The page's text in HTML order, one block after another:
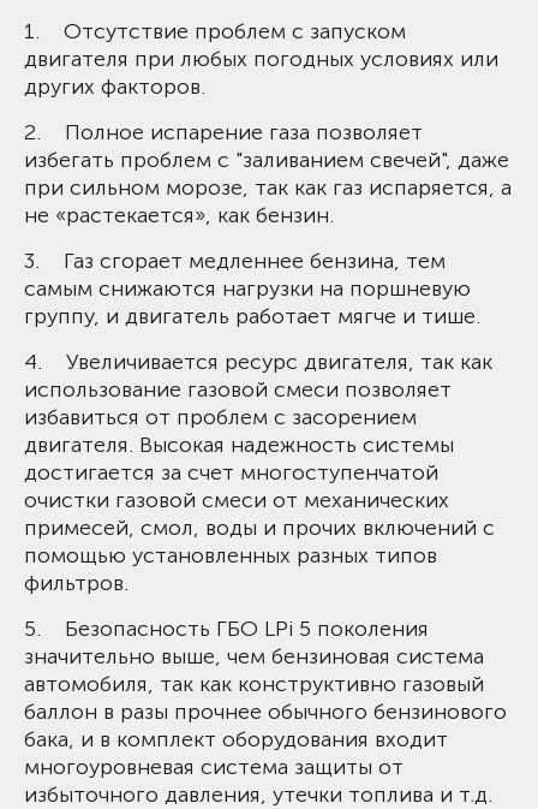
1. Отсутствие проблем с запуском
двигателя при любых погодных условиях или
других факторов.
2. Полное испарение газа позволяет
избегать проблем с "заливанием свечей", даже
при сильном морозе, так как газ испаряется, а
не «растекается», как бензин.
3. Газ сгорает медленнее бензина, тем
самым снижаются нагрузки на поршневую
группу, и двигатель работает мягче и тише.
4. Увеличивается ресурс двигателя, так как
использование газовой смеси позволяет
избавиться от проблем с засорением
двигателя. Высокая надежность системы
достигается за счет многоступенчатой
очистки газовой смеси от механических
примесей, смол, воды и прочих включений с
помощью установленных разных типов
фильтров.
5. Безопасность ГБО LPi 5 поколения
значительно выше, чем бензиновая система
автомобиля, так как конструктивно газовый
баллон в разы прочнее обычного бензинового
бака, и в комплект оборудования входит
многоуровневая система защиты от
избыточного давления, утечки топлива и т.д.